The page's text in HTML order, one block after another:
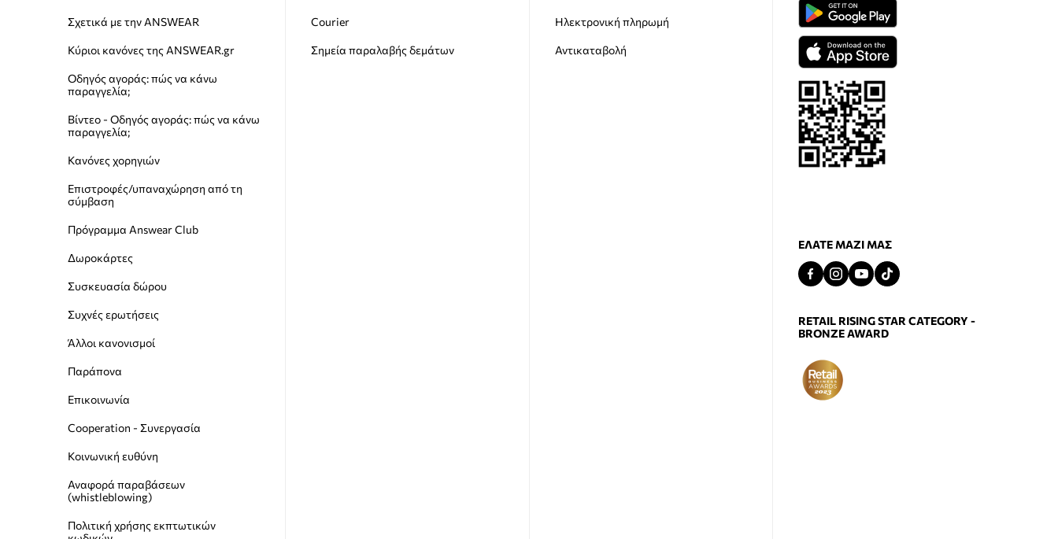
Σχετικά με την ANSWEAR
Κύριοι κανόνες της ANSWEAR.gr
Οδηγός αγοράς: πώς να κάνω
παραγγελία;
Βίντεο - Οδηγός αγοράς: πώς να κάνω
παραγγελία;
Κανόνες χορηγιών
Επιστροφές/υπαναχώρηση από τη
σύμβαση
Πρόγραμμα Answear Club
Δωροκάρτες
Συσκευασία δώρου
Συχνές ερωτήσεις
Άλλοι κανονισμοί
Παράπονα
Επικοινωνία
Cooperation - Συνεργασία
Κοινωνική ευθύνη
Αναφορά παραβάσεων
(whistleblowing)
Пολιτική χρήσης εκπτωτικών
Courier
Σημεία παραλαβής δεμάτων
Ηλεκτρονική πληρωμή
Αντικαταβολή
ΕΛΆΤΕ ΜΑΖΊ ΜΑΣ
RETAIL RISING STAR CATEGORY -
BRONZE AWARD